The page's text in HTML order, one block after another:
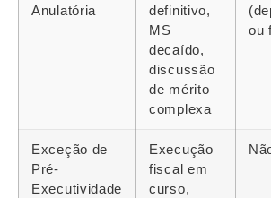
Anulatória
definitivo,
MS
decaído,
discussão
de mérito
complexa
ou
Exceção de
Pré-
Executividade
Execução
fiscal em
curso,